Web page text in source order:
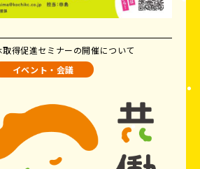
得促進セミナーの開催について
イベント・会議